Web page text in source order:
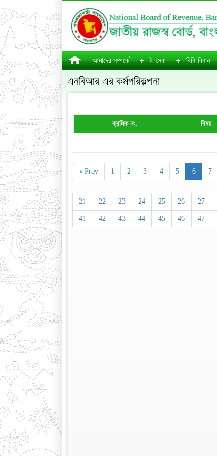
আমাদের সম্পর্কে ই-সেবা বিধি-বিধান
এনবিআর এর কর্মপরিকল্পনা
ক্রমিক নং. বিষয়
« Prev 1 2 3 4 5 6 7
21 22 23 24 25 26 27
41 42 43 44 45 46 47